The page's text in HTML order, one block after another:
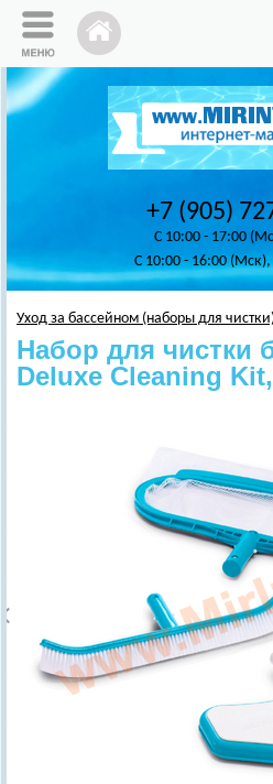
+7 (905)
C 10:00 - 17:00
C 10:00 - 16:00
Уход за бассейном (наборы для
Набор для чистки
Deluxe Cleaning